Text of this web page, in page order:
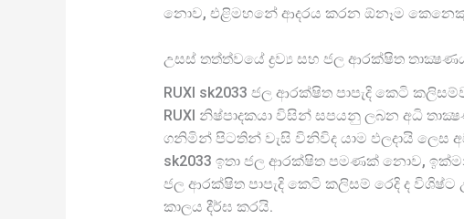
නොව, එළිමහනේ ආදරය කරන ඕනෑම
උසස් තත්ත්වයේ ද්‍රව්‍ය සහ ජල ආරක්ෂිත
RUXI sk2033 ජල ආරක්ෂිත පාපැදි කෙටි
RUXI නිෂ්පාදකයා විසින් සපයනු ලබන අධි
ගනිමින් පිටතින් වැසි විනිවිද යාම ඵලදායි ලෙස
sk2033 ඉතා ජල ආරක්ෂිත පමණක් නොව,
ජල ආරක්ෂිත පාපැදි කෙටි කලිසම් රෙදි ද
කාලය දීර්ඝ කරයි.